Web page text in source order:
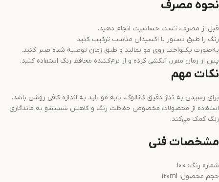
نحوه مصرف
قبل از مصرف، تست حساسیت انجام دهید.
رنگ را طبق دستور با اکسیدان مناسب ترکیب کنید.
به‌صورت یکنواخت روی مو بمالید و طبق زمان توصیه شده صبر کنید.
پس از زمان مقرر، آبکشی کرده و از نرم‌کننده محافظ رنگ استفاده کنید.
نکات مهم
برای رسیدن به تناژ دقیق کاتالوگ، پایه مو باید به اندازه کافی روشن باشد.
استفاده از محصولات مخصوص حفاظت رنگ و کاهش شستشو به ماندگاری
رنگ کمک می‌کند.
مشخصات فنی
شماره رنگ: 10.0
حجم محصول: 120ml